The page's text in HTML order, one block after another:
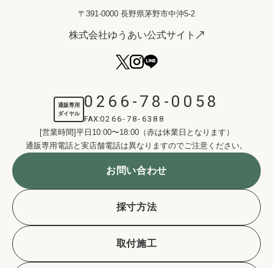
〒391-0000 長野県茅野市中沖5-2
株式会社ゆうあい公式サイト
通販専用
ダイヤル
0266-78-0058
FAX:0266-78-6388
[営業時間]平日10:00〜18:00（赤は休業日となります）
通販専用電話と実店舗電話は異なりますのでご注意ください。
お問い合わせ
採寸方法
取付施工